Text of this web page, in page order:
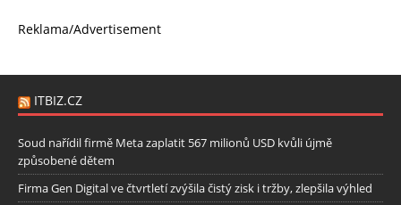
Reklama/Advertisement
ITBIZ.CZ
Soud nařídil firmě Meta zaplatit 567 milionů USD kvůli újmě
způsobené dětem
Firma Gen Digital ve čtvrtletí zvýšila čistý zisk i tržby, zlepšila výhled